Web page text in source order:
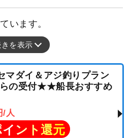
います。
を表示
マダイ＆アジ釣りプラン
の受付★★船長おすすめ
/人
ント還元